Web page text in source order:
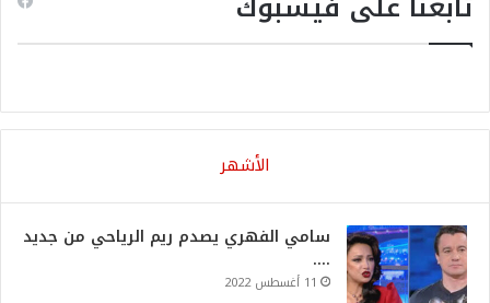
الأشهر
سامي الفهري يصدم ريم الرياحي من جديد
….
11 أغسطس 2022